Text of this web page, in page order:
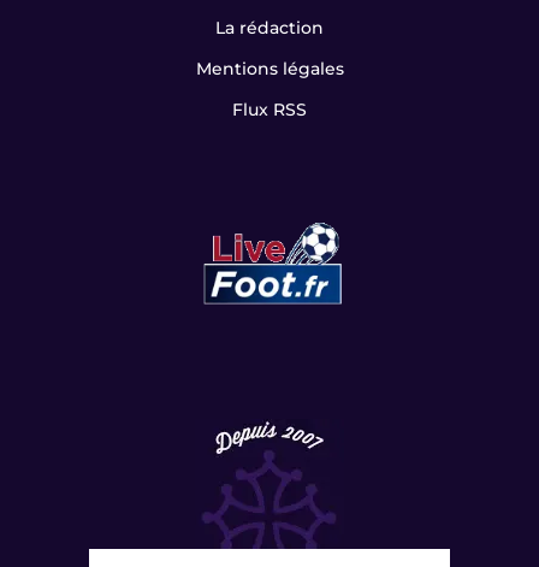
La rédaction
Mentions légales
Flux RSS